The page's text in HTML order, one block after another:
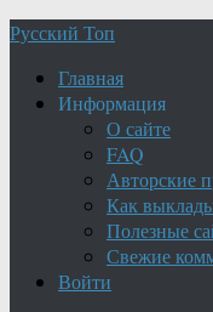
Русский Топ
Главная
Информация
О сайте
FAQ
Авторские
Как
Полезные
Свежие
Войти